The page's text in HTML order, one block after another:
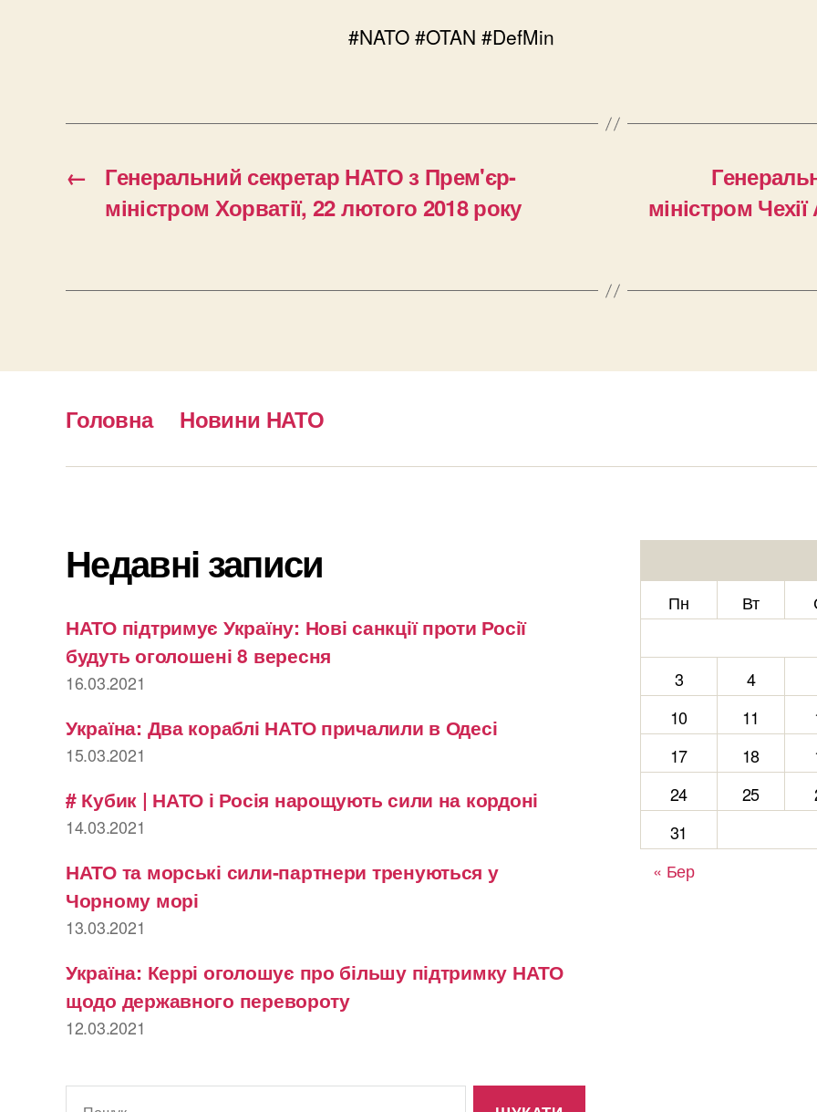
#NATO #OTAN #DefMin
←
Генеральний секретар НАТО з Прем'єр-
міністром Хорватії, 22 лютого 2018 року
міністром
Головна Новини НАТО
Недавні записи
НАТО підтримує Україну: Нові санкції проти Росії
будуть оголошені 8 вересня
16.03.2021
Україна: Два кораблі НАТО причалили в Одесі
15.03.2021
# Кубик | НАТО і Росія нарощують сили на кордоні
14.03.2021
НАТО та морські сили-партнери тренуються у
Чорному морі
13.03.2021
Україна: Керрі оголошує про більшу підтримку НАТО
щодо державного перевороту
12.03.2021
Пн
Вт
3
4
10
11
17
18
24
25
31
« Бер